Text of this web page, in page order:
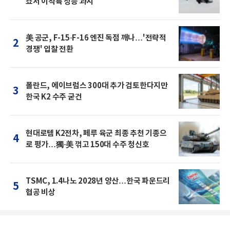
2
美 공군, F-15·F-16 엔진 독점 깨나…'전략적
경쟁' 입찰 전환
3
폴란드, 에이브럼스 300대 추가 검토한다지만
한국 K2 수주 굳건
4
현대로템 K2전차, 페루 육군 최종 추천 기종으
로 평가…獨·美 꺾고 150대 수주 청신호
5
TSMC, 1.4나노 2028년 양산…한국 파운드리
협공 비상